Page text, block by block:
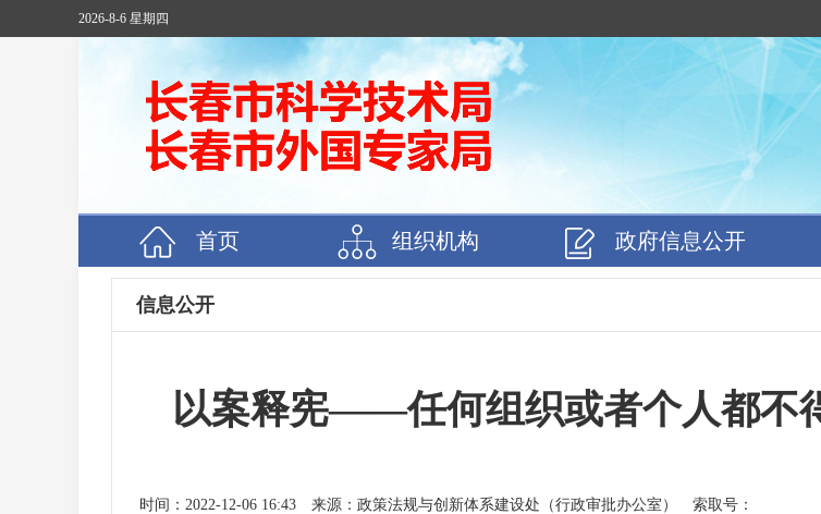
2026-8-6 星期四
首页 组织机构 政府信息公开
信息公开
以案释宪——任何组织或者个人都不
时间：2022-12-06 16:43 来源：政策法规与创新体系建设处（行政审批办公室） 索取号：